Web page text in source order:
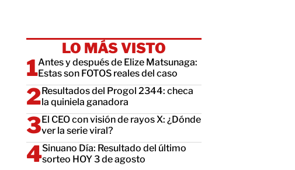
LO MÁS VISTO
Antes y después de Elize Matsunaga:
Estas son FOTOS reales del caso
Resultados del Progol 2344: checa
la quiniela ganadora
El CEO con visión de rayos X: ¿Dónde
ver la serie viral?
Sinuano Día: Resultado del último
sorteo HOY 3 de agosto